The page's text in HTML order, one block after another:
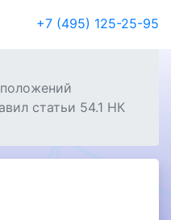
+7 (495) 125-25-95
статьи 54.1 НК